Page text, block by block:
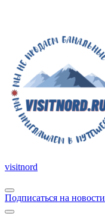
visitnord
Подписаться на новости